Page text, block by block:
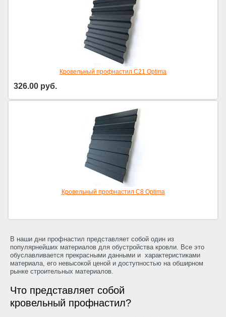
Кровельный профнастил С21 Optima
326.00 руб.
Кровельный профнастил С8 Optima
В наши дни профнастил представляет собой один из
популярнейших материалов для обустройства кровли. Все это
обуславливается прекрасными данными и характеристиками
материала, его невысокой ценой и доступностью на обширном
рынке строительных материалов.
Что представляет собой
кровельный профнастил?